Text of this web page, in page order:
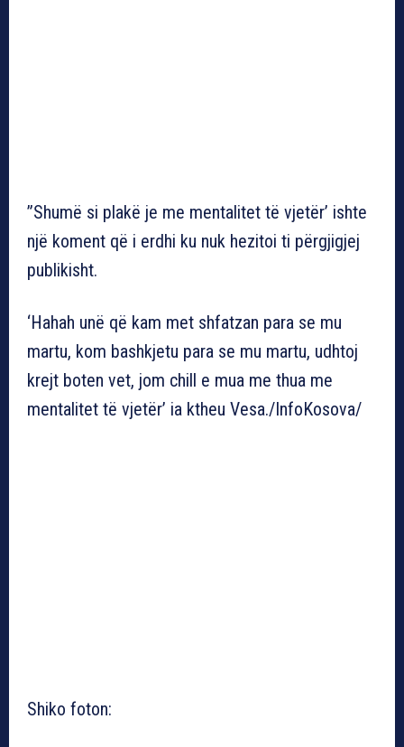
”Shumë si plakë je me mentalitet të vjetër’ ishte
një koment që i erdhi ku nuk hezitoi ti përgjigjej
publikisht.
‘Hahah unë që kam met shfatzan para se mu
martu, kom bashkjetu para se mu martu, udhtoj
krejt boten vet, jom chill e mua me thua me
mentalitet të vjetër’ ia ktheu Vesa./InfoKosova/
Shiko foton: